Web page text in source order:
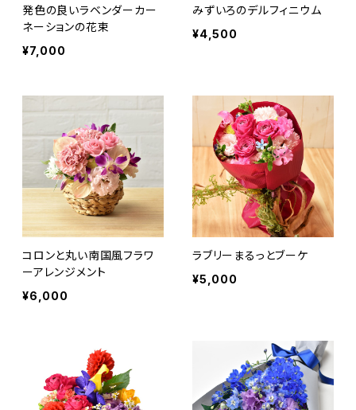
発色の良いラベンダーカー
ネーションの花束
¥7,000
みずいろのデルフィニウム
¥4,500
コロンと丸い南国風フラワ
ーアレンジメント
¥6,000
ラブリーまるっとブーケ
¥5,000